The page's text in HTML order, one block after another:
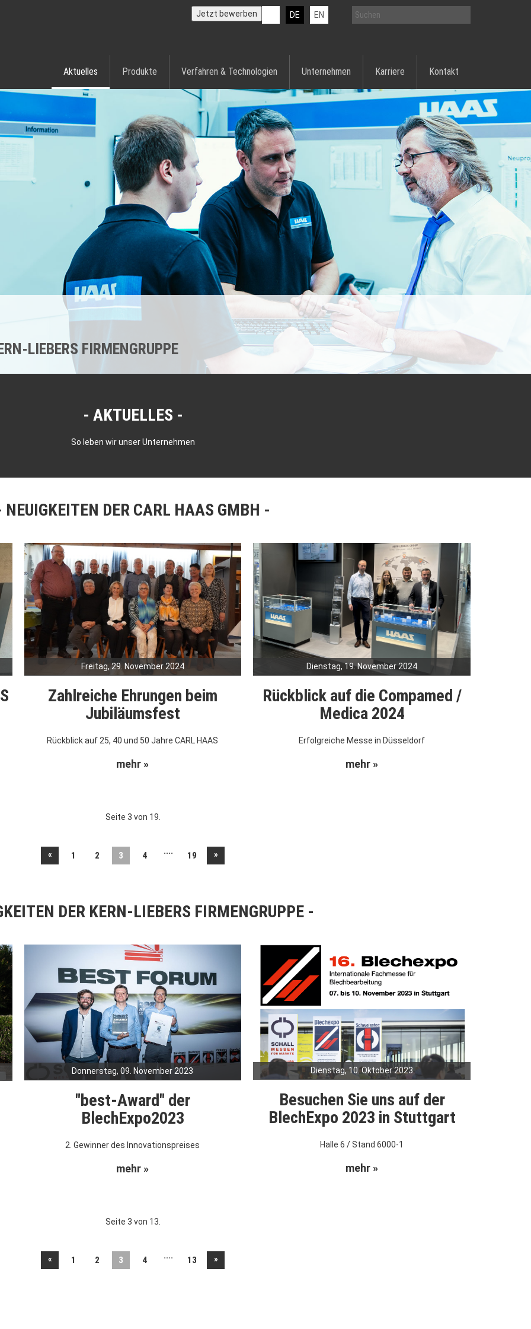
DE EN
Jetzt bewerben
Aktuelles Produkte Verfahren & Technologien Unternehmen Karriere Kontakt
LIEBERS FIRMENGRUPPE
AKTUELLES
So leben wir unser Unternehmen
NEUIGKEITEN DER CARL HAAS GMBH
Freitag, 29. November 2024
Zahlreiche Ehrungen beim
Jubiläumsfest
Rückblick auf 25, 40 und 50 Jahre CARL HAAS
mehr »
Dienstag, 19. November 2024
Rückblick auf die Compamed /
Medica 2024
Erfolgreiche Messe in Düsseldorf
mehr »
Seite 3 von 19.
« 1 2 3 4 .... 19 »
DER KERN-LIEBERS FIRMENGRUPPE
Donnerstag, 09. November 2023
"best-Award" der
BlechExpo2023
2. Gewinner des Innovationspreises
mehr »
Dienstag, 10. Oktober 2023
Besuchen Sie uns auf der
BlechExpo 2023 in Stuttgart
Halle 6 / Stand 6000-1
mehr »
Seite 3 von 13.
« 1 2 3 4 .... 13 »